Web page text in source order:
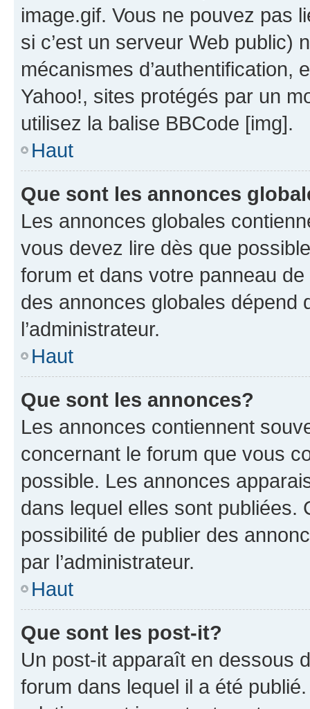
image.gif. Vous ne pouvez pas
si c’est un serveur Web public)
mécanismes d’authentification,
Yahoo!, sites protégés par un
utilisez la balise BBCode [img].
Haut
Que sont les annonces
Les annonces globales
vous devez lire dès que
forum et dans votre panneau
des annonces globales dépend
l’administrateur.
Haut
Que sont les annonces?
Les annonces contiennent
concernant le forum que vous
possible. Les annonces
dans lequel elles sont publiées.
possibilité de publier des
par l’administrateur.
Haut
Que sont les post-it?
Un post-it apparaît en dessous
forum dans lequel il a été